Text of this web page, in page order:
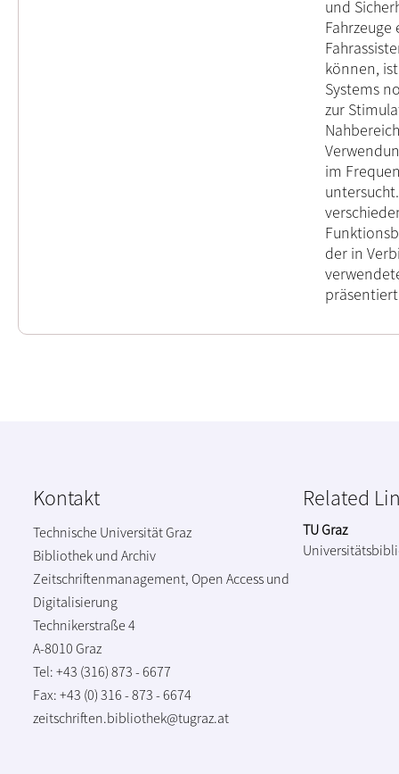
und
können,
Systems
zur
im
der in
Kontakt
Technische Universität Graz
Bibliothek und Archiv
Zeitschriftenmanagement, Open Access und
Digitalisierung
Technikerstraße 4
A-8010 Graz
Tel: +43 (316) 873 - 6677
Fax: +43 (0) 316 - 873 - 6674
zeitschriften.bibliothek@tugraz.at
Related
TU Graz